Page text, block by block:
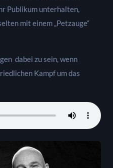
Publikum unterhalten,
mit einem „Petzauge“
dabei zu sein, wenn
Kampf um das